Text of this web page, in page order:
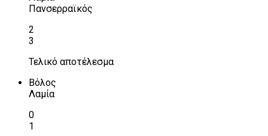
Πανσερραϊκός
2
3
Τελικό αποτέλεσμα
Βόλος
Λαμία
0
1